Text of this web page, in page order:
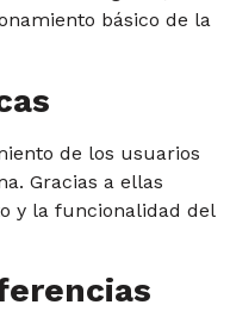
básico de la
de los usuarios
Gracias a ellas
y la funcionalidad del